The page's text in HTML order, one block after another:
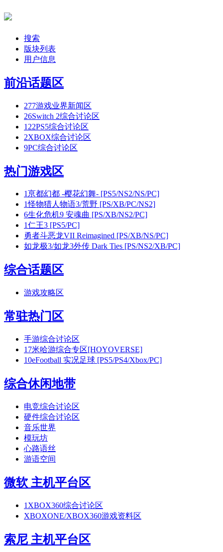
搜索
版块列表
用户信息
前沿话题区
277游戏业界新闻区
26Switch 2综合讨论区
122PS5综合讨论区
2XBOX综合讨论区
9PC综合讨论区
热门游戏区
1亰都幻都 -樱花幻舞- [PS5/NS2/NS/PC]
1怪物猎人物语3/荒野 [PS/XB/PC/NS2]
6生化危机9 安魂曲 [PS/XB/NS2/PC]
1仁王3 [PS5/PC]
勇者斗恶龙VII Reimagined [PS/XB/NS/PC]
如龙极3/如龙3外传 Dark Ties [PS/NS2/XB/PC]
综合话题区
游戏攻略区
常驻热门区
手游综合讨论区
17米哈游综合专区[HOYOVERSE]
10eFootball 实况足球 [PS5/PS4/Xbox/PC]
综合休闲地带
电竞综合讨论区
硬件综合讨论区
音乐世界
模玩坊
心路语丝
游语空间
微软 主机平台区
1 XBOX360综合讨论区
XBOXONE/XBOX360游戏资料区
索尼 主机平台区